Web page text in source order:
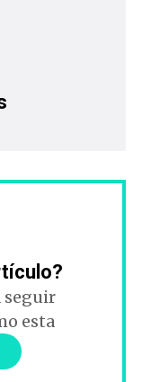
seguir
esta